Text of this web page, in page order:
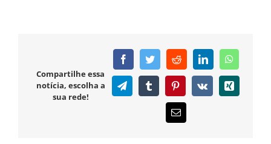
Compartilhe essa
notícia, escolha a
sua rede!
FacebookTwitterRedditLinkedIn
TelegramTumblr PinterestVk Xing
E-
mail